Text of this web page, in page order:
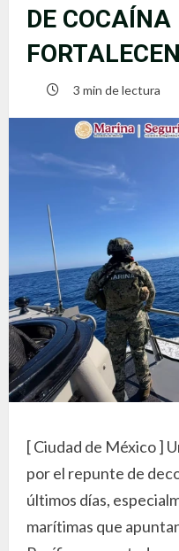
DE
3 min de lectura
[ Ciudad de México ]
por el repunte de
últimos días,
marítimas que